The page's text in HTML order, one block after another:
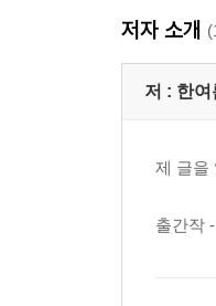
저자 소개
저 : 한여
제 글을
출간작